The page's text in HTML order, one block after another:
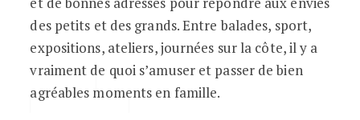
BALADES
EXPOS ET ATELIERS
SPECTACLES
SPORTS
des petits et des grands. Entre balades, sport,
expositions, ateliers, journées sur la côte, il y a
vraiment de quoi s’amuser et passer de bien
agréables moments en famille.